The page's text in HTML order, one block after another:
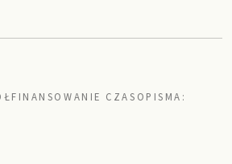
CZASOPISMA: